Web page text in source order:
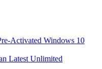
Activated Windows 10
Latest Unlimited